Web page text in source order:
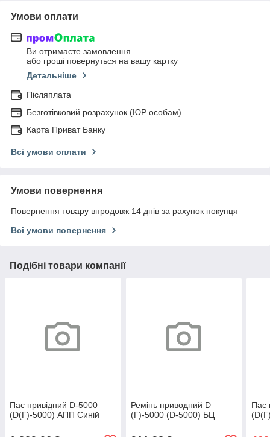
Умови оплати
Ви отримаєте замовлення
або гроші повернуться на вашу картку
Детальніше
Післяплата
Безготівковий розрахунок (ЮР особам)
Карта Приват Банку
Всі умови оплати
Умови повернення
Повернення товару впродовж 14 днів за рахунок покупця
Всі умови повернення
Подібні товари компанії
Пас привідний D-5000
(D(Г)-5000) АПП Синій
Ремінь приводний D
(Г)-5000 (D-5000) БЦ
Пас